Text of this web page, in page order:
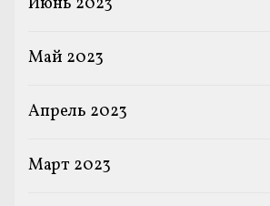
Май 2023
Апрель 2023
Март 2023